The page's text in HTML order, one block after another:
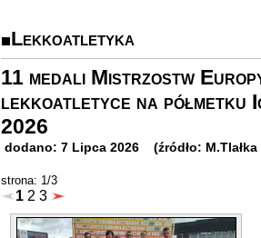
Lekkoatletyka
11 medali Mistrzostw
lekkoatletyce na półmetku
2026
dodano: 7 Lipca 2026 (źródło: M.Tlałka
strona: 1/3
1 2 3